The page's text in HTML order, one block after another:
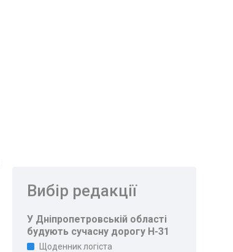
Вибір редакції
У Дніпропетровській області
будують сучасну дорогу Н-31
Щоденник логіста